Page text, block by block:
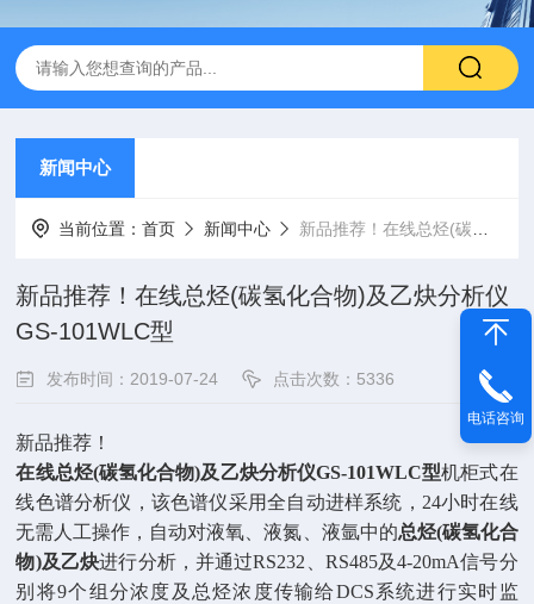
新闻中心
当前位置：首页 新闻中心 新品推荐！在线总烃(碳氢化合物)及乙炔分析仪GS-101WLC型
新品推荐！在线总烃(碳氢化合物)及乙炔分析仪
GS-101WLC型
发布时间：2019-07-24 点击次数：5336
新品推荐！
在线总烃(碳氢化合物)及乙炔分析仪GS-101WLC型机柜式在
线色谱分析仪，该色谱仪采用全自动进样系统， 24小时在线
无需人工操作，自动对液氧、液氮、液氩中的总烃(碳氢化合
物)及乙炔进行分析，并通过RS232、RS485及4-20mA信号分
别将9个组分浓度及总烃浓度传输给DCS系统进行实时监
电话咨询